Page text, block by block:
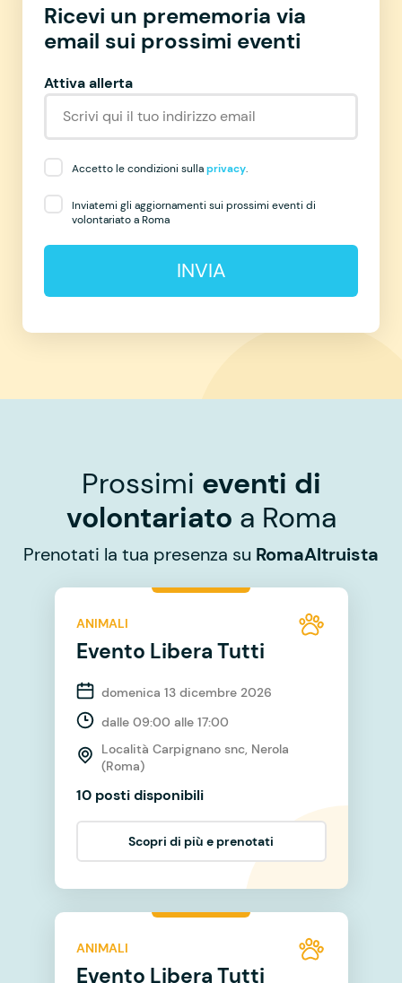
Ricevi un prememoria via
email sui prossimi eventi
Attiva allerta
Accetto le condizioni sullaprivacy.
Inviatemi gli aggiornamenti sui prossimi eventi di
volontariato a Roma
INVIA
Prossimi eventi di
volontariato a Roma
Prenotati la tua presenza su RomaAltruista
ANIMALI
Evento Libera Tutti
domenica 13 dicembre 2026
dalle 09:00 alle 17:00
Località Carpignano snc, Nerola
(Roma)
10 posti disponibili
Scopri di più e prenotati
ANIMALI
Evento Libera Tutti